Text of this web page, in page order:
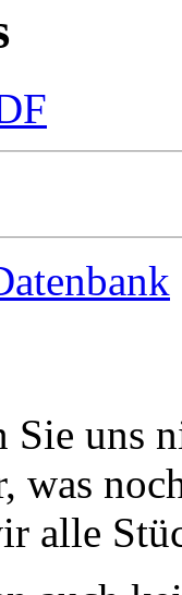
Sie uns
was
alle